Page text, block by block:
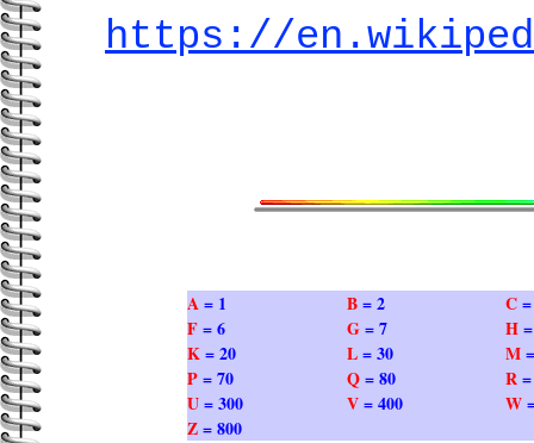
https://
A= 1 B= 2 C
F= 6 G= 7 H
K= 20 L= 30 M
P= 70 Q= 80 R
U= 300 V= 400 W
Z= 800